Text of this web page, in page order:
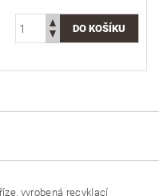
vyrobená recyklací